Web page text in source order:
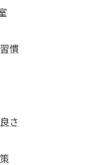
慣
さ